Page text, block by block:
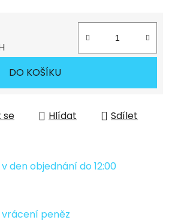
DO KOŠÍKU
se Hlídat Sdílet
den objednání do 12:00
peněz